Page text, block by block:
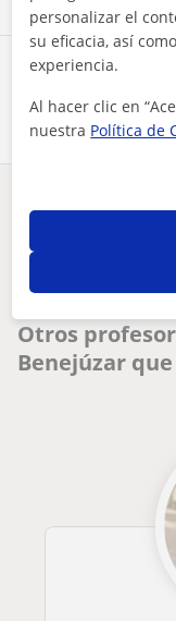
Comparte a
¿Hay algún
clases online o
Otros
Benejúzar
personalizar el
su eficacia, así
experiencia.
Al hacer clic en
nuestra Política de